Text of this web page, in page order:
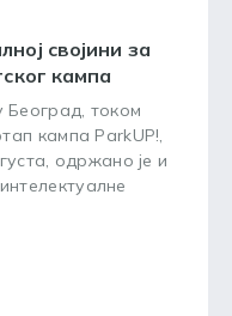
својини за
кампа
током
кампа ParkUP!,
одржано је и